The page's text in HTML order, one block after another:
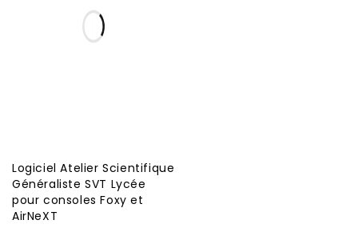
Logiciel Atelier Scientifique
Généraliste SVT Lycée
pour consoles Foxy et
AirNeXT